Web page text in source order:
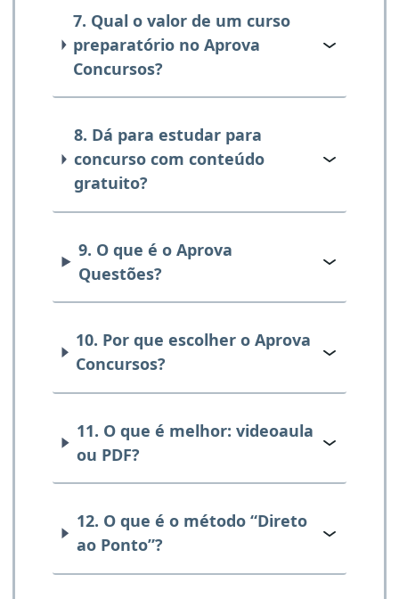
7. Qual o valor de um curso
preparatório no Aprova
Concursos?
8. Dá para estudar para
concurso com conteúdo
gratuito?
9. O que é o Aprova
Questões?
10. Por que escolher o Aprova
Concursos?
11. O que é melhor: videoaula
ou PDF?
12. O que é o método “Direto
ao Ponto”?